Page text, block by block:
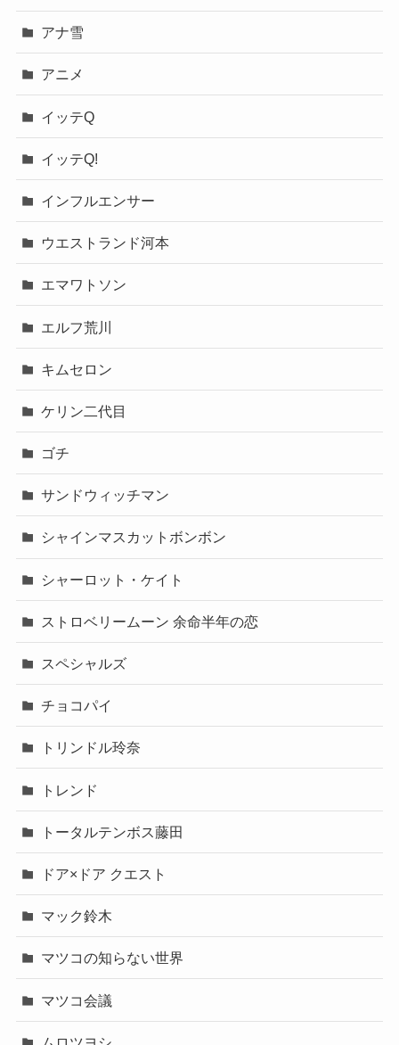
アナ雪
アニメ
イッテQ
イッテQ!
インフルエンサー
ウエストランド河本
エマワトソン
エルフ荒川
キムセロン
ケリン二代目
ゴチ
サンドウィッチマン
シャインマスカットボンボン
シャーロット・ケイト
ストロベリームーン 余命半年の恋
スペシャルズ
チョコパイ
トリンドル玲奈
トレンド
トータルテンボス藤田
ドア×ドア クエスト
マック鈴木
マツコの知らない世界
マツコ会議